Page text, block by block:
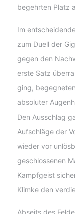
begehrten Platz
Im
zum Duell der
gegen den
erste Satz
ging,
absoluter
Den Ausschlag
Aufschläge der
wieder vor
geschlossenen
Kampfgeist
Klimke den
Abseits des